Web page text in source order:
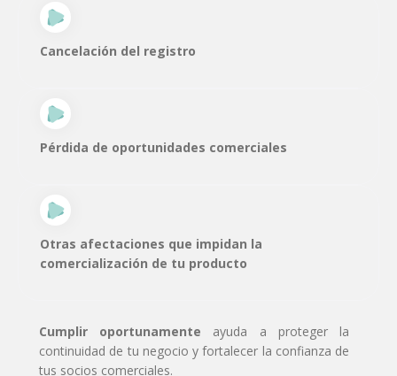
Cancelación del registro
Pérdida de oportunidades comerciales
Otras afectaciones que impidan la
comercialización de tu producto
Cumplir oportunamente ayuda a proteger la
continuidad de tu negocio y fortalecer la confianza de
tus socios comerciales.